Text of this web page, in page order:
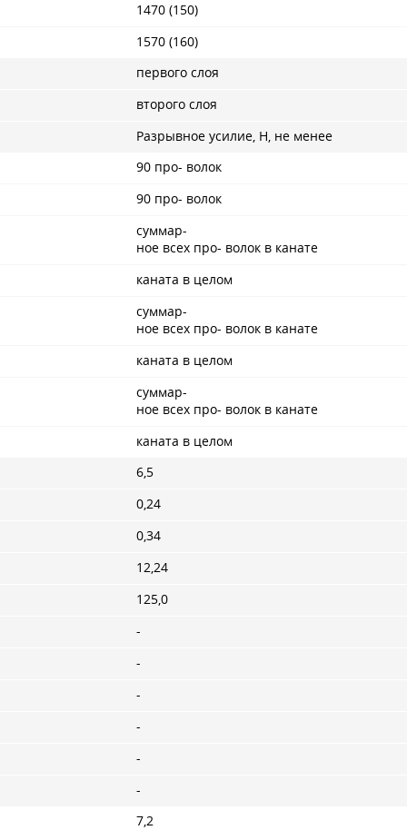
1470 (150)
1570 (160)
первого слоя
второго слоя
Разрывное усилие, Н, не менее
90 про- волок
90 про- волок
суммар-
ное всех про- волок в канате
каната в целом
суммар-
ное всех про- волок в канате
каната в целом
суммар-
ное всех про- волок в канате
каната в целом
6,5
0,24
0,34
12,24
125,0
-
-
-
-
-
-
7,2